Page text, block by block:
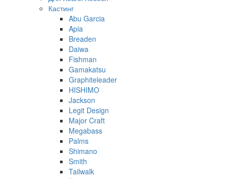
Кастинг
Abu Garcia
Apia
Breaden
Daiwa
Fishman
Gamakatsu
Graphiteleader
HISHIMO
Jackson
Legit Design
Major Craft
Megabass
Palms
Shimano
Smith
Tailwalk